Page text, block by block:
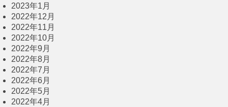
2023年1月
2022年12月
2022年11月
2022年10月
2022年9月
2022年8月
2022年7月
2022年6月
2022年5月
2022年4月